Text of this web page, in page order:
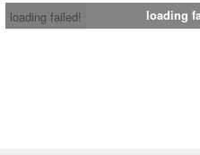
loading failed!
loading